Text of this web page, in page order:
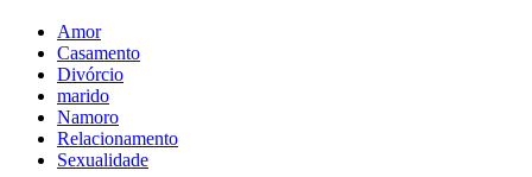
Amor
Casamento
Divórcio
marido
Namoro
Relacionamento
Sexualidade